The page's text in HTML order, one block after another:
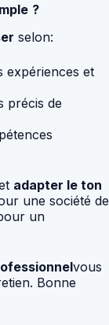
?
selon:
expériences et
précis de
adapter le ton
une société de
un
vous
Bonne